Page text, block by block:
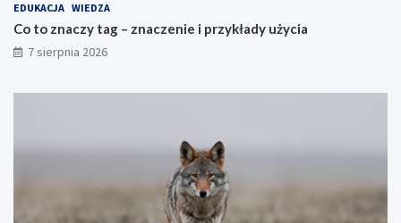
EDUKACJA WIEDZA
Co to znaczy tag – znaczenie i przykłady użycia
7 sierpnia 2026